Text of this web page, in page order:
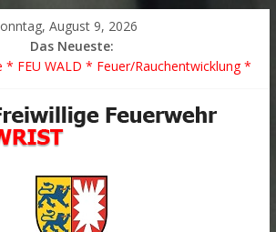
August 9, 2026
Das Neueste:
* FEU WALD * Feuer/Rauchentwicklung *
PKW überschlagen *
in festsitzendem Aufzug *
* 1 Person klemmt * Hingstheide
des Jahres 2026